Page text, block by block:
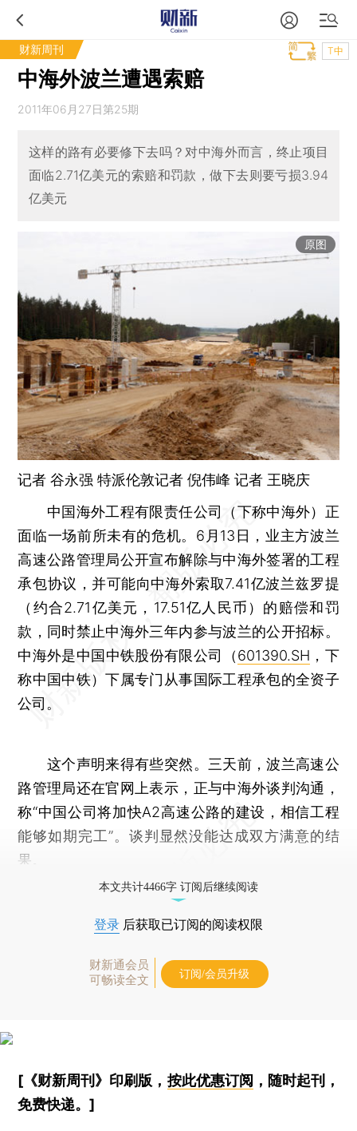
财新周刊 T中
中海外波兰遭遇索赔
2011年06月27日第25期
这样的路有必要修下去吗？对中海外而言，终止项目
面临2.71亿美元的索赔和罚款，做下去则要亏损3.94
亿美元
原图
记者 谷永强 特派伦敦记者 倪伟峰 记者 王晓庆
中国海外工程有限责任公司（下称中海外）正
面临一场前所未有的危机。6月13日，业主方波兰
高速公路管理局公开宣布解除与中海外签署的工程
承包协议，并可能向中海外索取7.41亿波兰兹罗提
（约合2.71亿美元，17.51亿人民币）的赔偿和罚
款，同时禁止中海外三年内参与波兰的公开招标。
中海外是中国中铁股份有限公司（601390.SH ，下
称中国中铁）下属专门从事国际工程承包的全资子
公司。
这个声明来得有些突然。三天前，波兰高速公
路管理局还在官网上表示，正与中海外谈判沟通，
称“中国公司将加快A2高速公路的建设，相信工程
能够如期完工”。谈判显然没能达成双方满意的结
果。
本文共计4466字 订阅后继续阅读
登录 后获取已订阅的阅读权限
财新通会员
可畅读全文
订阅/会员升级
[《财新周刊》印刷版， 按此优惠订阅 ，随时起刊，
免费快递。]